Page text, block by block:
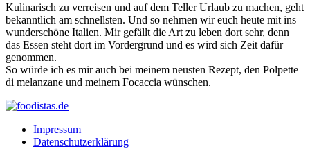
Kuli­na­risch zu ver­rei­sen und auf dem Tel­ler Urlaub zu machen, geht
bekannt­lich am schnells­ten. Und so neh­men wir euch heu­te mit ins
wun­der­schö­ne Ita­li­en. Mir gefällt die Art zu leben dort sehr, denn
das Essen steht dort im Vor­der­grund und es wird sich Zeit dafür
genommen.
So wür­de ich es mir auch bei mei­nem neus­ten Rezept, den Pol­pet­te
di melanz­ane und mei­nem Foc­ac­cia wünschen.
Impressum
Datenschutzerklärung